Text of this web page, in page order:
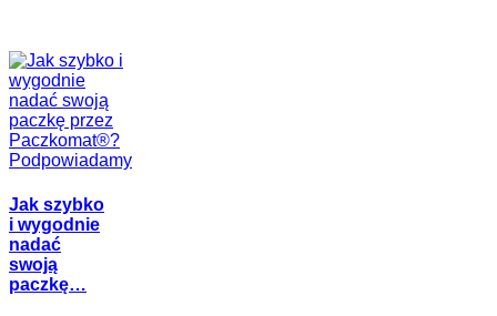
Jak szybko
i wygodnie
nadać
swoją
paczkę…